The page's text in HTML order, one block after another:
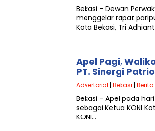
Bekasi – Dewan
menggelar rapat
Kota Bekasi, Tri
Apel Pagi,
PT. Sinergi
Advertorial | Bekasi | Berita
Bekasi – Apel pada
sebagai Ketua KONI
KONI…